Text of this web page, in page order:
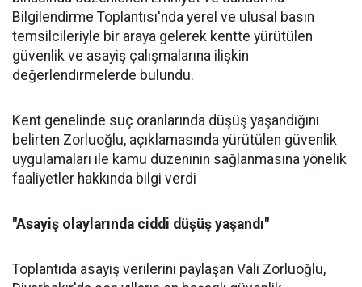
Bilgilendirme Toplantısı'nda yerel ve ulusal basın
temsilcileriyle bir araya gelerek kentte yürütülen
güvenlik ve asayiş çalışmalarına ilişkin
değerlendirmelerde bulundu.
Kent genelinde suç oranlarında düşüş yaşandığını
belirten Zorluoğlu, açıklamasında yürütülen güvenlik
uygulamaları ile kamu düzeninin sağlanmasına yönelik
faaliyetler hakkında bilgi verdi
"Asayiş olaylarında ciddi düşüş yaşandı"
Toplantıda asayiş verilerini paylaşan Vali Zorluoğlu,